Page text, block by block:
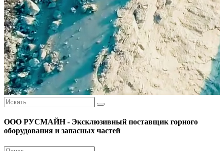
ООО РУСМАЙН - Эксклюзивный поставщик горного
оборудования и запасных частей